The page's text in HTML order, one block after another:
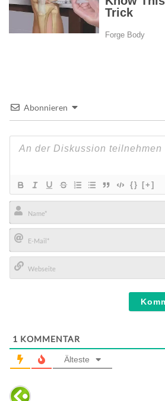
Abonnieren
{} [+]
Name*
E-
Mail*
1 KOMMENTAR
Älteste